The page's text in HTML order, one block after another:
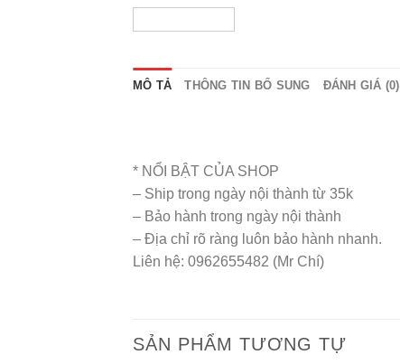
MÔ TẢ THÔNG TIN BỔ SUNG ĐÁNH GIÁ (0)
* NỔI BẬT CỦA SHOP
– Ship trong ngày nội thành từ 35k
– Bảo hành trong ngày nội thành
– Địa chỉ rõ ràng luôn bảo hành nhanh.
Liên hệ: 0962655482 (Mr Chí)
SẢN PHẨM TƯƠNG TỰ